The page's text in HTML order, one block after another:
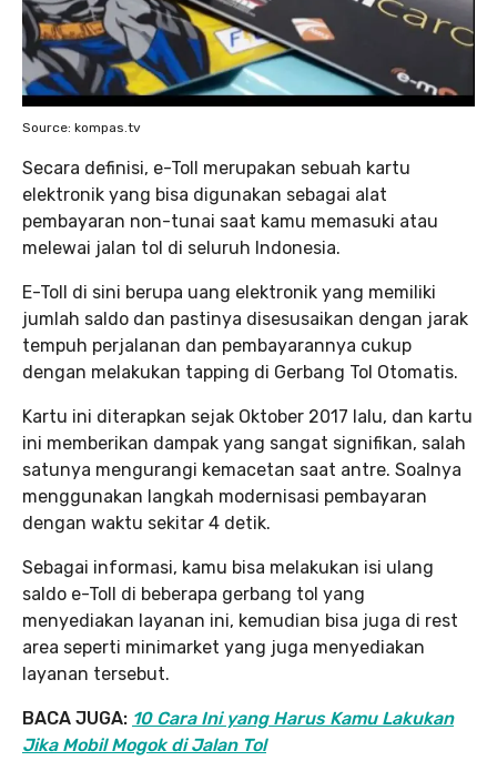
Source: kompas.tv
Secara definisi, e-Toll merupakan sebuah kartu
elektronik yang bisa digunakan sebagai alat
pembayaran non-tunai saat kamu memasuki atau
melewai jalan tol di seluruh Indonesia.
E-Toll di sini berupa uang elektronik yang memiliki
jumlah saldo dan pastinya disesusaikan dengan jarak
tempuh perjalanan dan pembayarannya cukup
dengan melakukan tapping di Gerbang Tol Otomatis.
Kartu ini diterapkan sejak Oktober 2017 lalu, dan kartu
ini memberikan dampak yang sangat signifikan, salah
satunya mengurangi kemacetan saat antre. Soalnya
menggunakan langkah modernisasi pembayaran
dengan waktu sekitar 4 detik.
Sebagai informasi, kamu bisa melakukan isi ulang
saldo e-Toll di beberapa gerbang tol yang
menyediakan layanan ini, kemudian bisa juga di rest
area seperti minimarket yang juga menyediakan
layanan tersebut.
BACA JUGA: 10 Cara Ini yang Harus Kamu Lakukan
Jika Mobil Mogok di Jalan Tol